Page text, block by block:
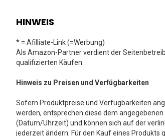
HINWEIS
* = Afilliate-Link (=Werbung)
Als Amazon-Partner verdient der
qualifizierten Käufen.
Hinweis zu Preisen und Verfügbarkeiten
Sofern Produktpreise und Verfügbarkeiten
werden, entsprechen diese dem angegebenen
(Datum/Uhrzeit) und können sich auf der
jederzeit ändern. Für den Kauf eines Produkts